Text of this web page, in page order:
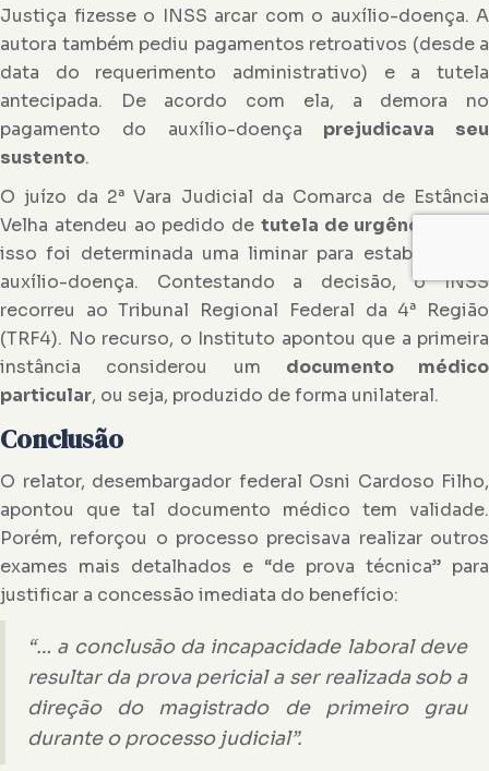
Justiça fizesse o INSS arcar com o auxílio-doença. A
autora também pediu pagamentos retroativos (desde a
data do requerimento administrativo) e a tutela
antecipada. De acordo com ela, a demora no
pagamento do auxílio-doença prejudicava seu
sustento.
O juízo da 2ª Vara Judicial da Comarca de Estância
Velha atendeu ao pedido de tutela de urgência
isso foi determinada uma liminar para estabelecer o
auxílio-doença. Contestando a decisão, o INSS
recorreu ao Tribunal Regional Federal da 4ª Região
(TRF4). No recurso, o Instituto apontou que a primeira
instância considerou um documento médico
particular, ou seja, produzido de forma unilateral.
Conclusão
O relator, desembargador federal Osni Cardoso Filho,
apontou que tal documento médico tem validade.
Porém, reforçou o processo precisava realizar outros
exames mais detalhados e “de prova técnica” para
justificar a concessão imediata do benefício:
“… a conclusão da incapacidade laboral deve
resultar da prova pericial a ser realizada sob a
direção do magistrado de primeiro grau
durante o processo judicial”.